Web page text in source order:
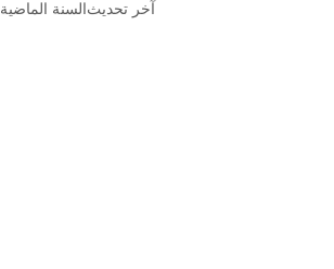
آخر تحديث السنة الماضية